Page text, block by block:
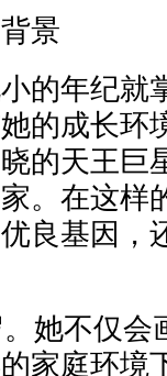
景‌
的年纪就
的成长环
的天王巨
。在这样
良基因，
她不仅会
家庭环境